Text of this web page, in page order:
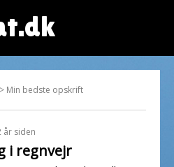
Min bedste opskrift
år siden
i regnvejr